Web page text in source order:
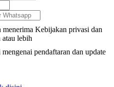
menerima Kebijakan privasi dan
atau lebih
pendaftaran dan update